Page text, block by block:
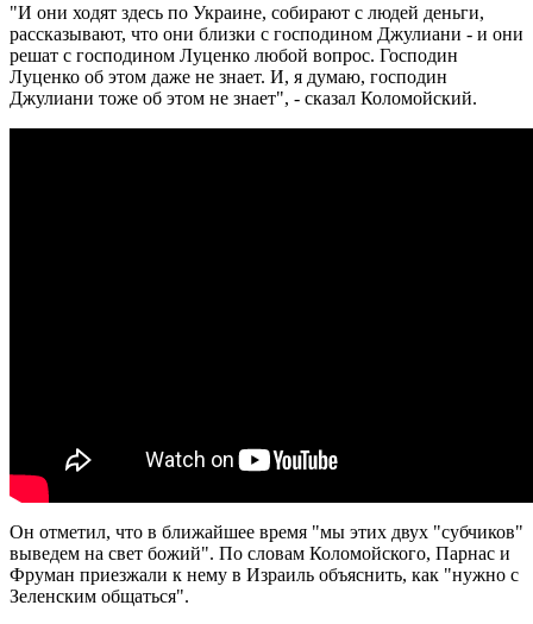
"И они ходят здесь по Украине, собирают с людей деньги,
рассказывают, что они близки с господином Джулиани - и они
решат с господином Луценко любой вопрос. Господин
Луценко об этом даже не знает. И, я думаю, господин
Джулиани тоже об этом не знает", - сказал Коломойский.
Он отметил, что в ближайшее время "мы этих двух "субчиков"
выведем на свет божий". По словам Коломойского, Парнас и
Фруман приезжали к нему в Израиль объяснить, как "нужно с
Зеленским общаться".